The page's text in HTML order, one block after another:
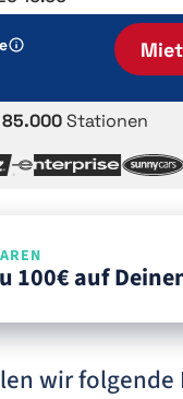
85.000Stationen
100€ auf
wir